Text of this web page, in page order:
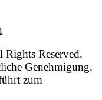
Reserved.
Genehmigung.
zum